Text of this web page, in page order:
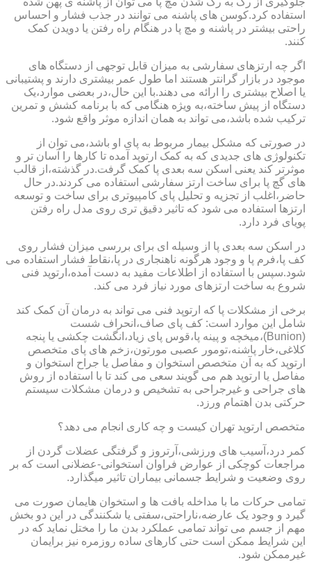
استفاده کرد.کوسن های پاشنه می توانند در جذب فشار و احساس
راحتی بیشتر در پاشنه و مچ پا در هنگام راه رفتن یا دویدن کمک
کنند.
اگر چه ارتزهای سفارشی به میزان قابل توجهی از دستگاه های
موجود در بازار گرانتر هستند اما طول عمر بیشتری دارند و پشتیبانی
یا اصلاح بیشتری را ارائه می دهند.با این حال،در بعضی موارد،یک
دستگاه از پیش ساخته،به ویژه هنگامی که با برنامه کشش و تمرین
ترکیب شده باشد،می تواند به همان اندازه موثر واقع شود.
در صورتی که مشکل بیمار مربوط به پای او باشد،می توان از
تکنولوژی های جدیدی که به کمک ارتوپد آمده تا کارها را آسان تر و
موثرتر کند یعنی اسکن سه بعدی پا کمک گرفت.در گذشته،از قالب
های گچ پا برای ساخت ارتز سفارشی استفاده می کردند.در حال
حاضر،اغلب از تجزیه و تحلیل پای کامپیوتری برای ساخت و توسعه
ارتزها استفاده می شود که تاثیر دقیق تری روی مدل راه رفتن
پویای فرد دارد.
در اسکن سه بعدی پا از وسیله ای برای بررسی میزان فشار روی
کف پا،فرم پا و وجود هرگونه ناهنجاری در پا،نقاط فشار استفاده می
شود.سپس با استفاده از اطلاعات مفید به دست آمده،ارتوپد فنی
شروع به ساخت ارتزهای مورد نیاز فرد می کند.
برخی از مشکلات پا که ارتوپد فنی می تواند به درمان آن کمک کند
شامل این موارد است: کف پای صاف،انحراف شست
(Bunion)،میخچه و پینه پا،قوس پای زیاد،انگشت چکشی یا پنجه
کلاغی،خار پاشنه،تومور عصبی مورتون،زخم های پای متخصص
ارتوپد که به آن متخصص استخوان و مفاصل یا جراح استخوان و
مفاصل یا ارتوپد هم می گویند سعی می کند تا با استفاده از روش
های جراحی و غیرجراحی به تشخیص و درمان مشکلات سیستم
حرکتی بدن اهتمام ورزد.
متخصص ارتوپد تهران کیست و چه کاری انجام می دهد؟
کمر درد،آسیب های ورزشی،آرتروز و گرفتگی عضلات گردن از
مراجعات کوچکی از عوارض فراوان استخوانی-عضلانی است که بر
روی وضعیت و شرایط جسمانی بیماران تاثیر میگذارد.
تمامی حرکات ما با مداخله بافت ها و استخوان هایمان صورت می
گیرد و وجود یک عارضه،ناراحتی،سفتی یا شکنندگی در این دو بخش
مهم از جسم می تواند تمامی عملکرد بدن ما را مختل نماید که در
این شرایط ممکن است حتی کارهای ساده روزمره نیز برایمان
غیرممکن شود.